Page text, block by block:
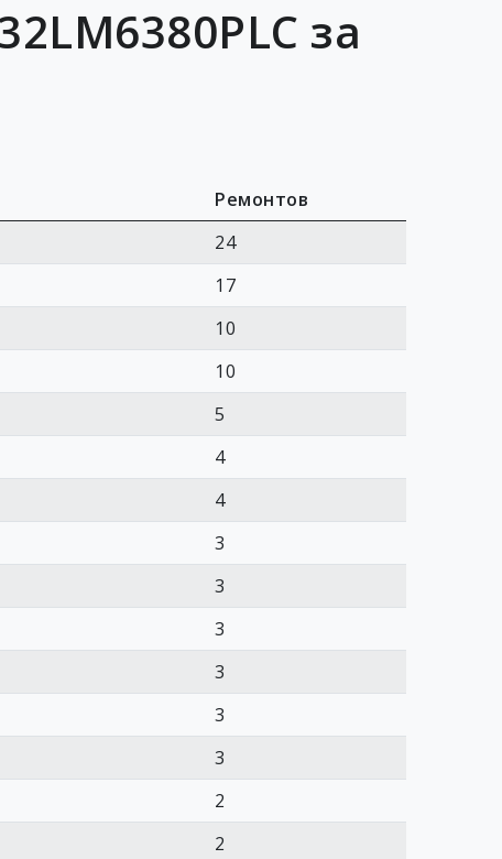
за
Ремонтов
24
17
10
10
5
4
4
3
3
3
3
3
3
2
2